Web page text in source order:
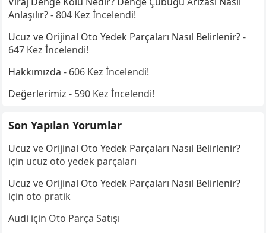
Anlaşılır?- 804 Kez İncelendi!
Ucuz ve Orijinal Oto Yedek Parçaları Nasıl Belirlenir?-
647 Kez İncelendi!
Hakkımızda - 606 Kez İncelendi!
Değerlerimiz - 590 Kez İncelendi!
Son Yapılan Yorumlar
Ucuz ve Orijinal Oto Yedek Parçaları Nasıl Belirlenir?
için ucuz oto yedek parçaları
Ucuz ve Orijinal Oto Yedek Parçaları Nasıl Belirlenir?
için oto pratik
Audi için Oto Parça Satışı